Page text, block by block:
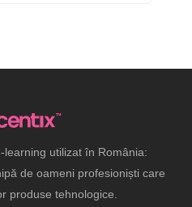
utilizat în România:
de oameni profesioniști care
produse tehnologice.